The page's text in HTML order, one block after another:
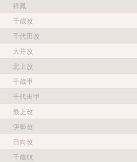
祥鳳
千歳改
千代田改
大井改
北上改
千歳甲
千代田甲
最上改
伊勢改
日向改
千歳航